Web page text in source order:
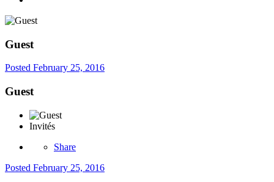
Guest
Posted February 25, 2016
Guest
Invités
Share
Posted February 25, 2016